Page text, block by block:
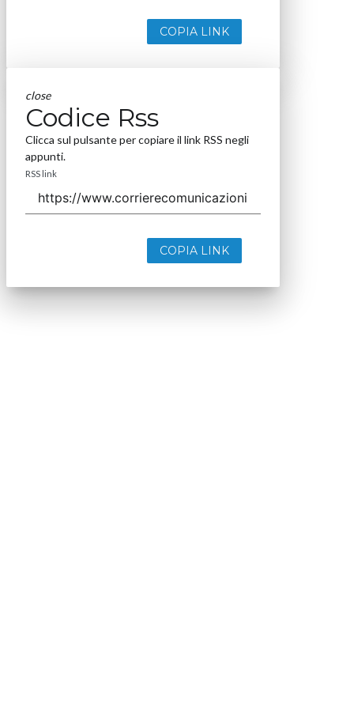
COPIA LINK
close
Codice Rss
Clicca sul pulsante per copiare il link RSS negli
appunti.
RSS link
COPIA LINK